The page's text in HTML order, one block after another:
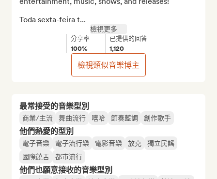
最常接受的音樂型別
商業/主流 舞曲流行 嘻哈 節奏藍調 創作歌手
他們熱愛的型別
電子音樂 電子流行樂 電影音樂 放克
獨立民謠
國際饒舌
都市流行
他們也願意接收的音樂型別
Toda sexta-feira t...
檢視更多
分享率
100%
已提供的回答
1,120
檢視類似音樂博主